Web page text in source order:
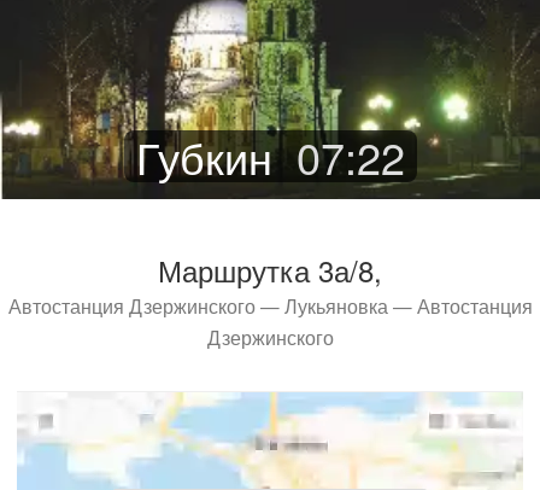
Губкин 07:22
Маршрутка 3а/8,
Автостанция Дзержинского — Лукьяновка — Автостанция
Дзержинского